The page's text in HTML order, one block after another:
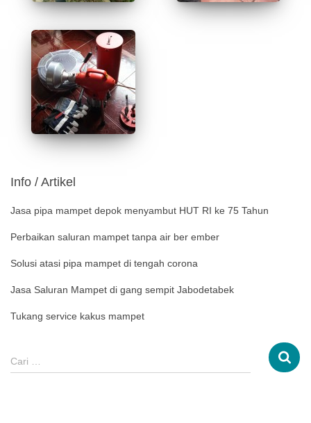
Info / Artikel
Jasa pipa mampet depok menyambut HUT RI ke 75 Tahun
Perbaikan saluran mampet tanpa air ber ember
Solusi atasi pipa mampet di tengah corona
Jasa Saluran Mampet di gang sempit Jabodetabek
Tukang service kakus mampet
Cari …